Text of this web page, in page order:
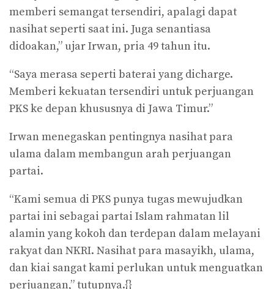
memberi semangat tersendiri, apalagi dapat
nasihat seperti saat ini. Juga senantiasa
didoakan,” ujar Irwan, pria 49 tahun itu.
“Saya merasa seperti baterai yang dicharge.
Memberi kekuatan tersendiri untuk perjuangan
PKS ke depan khususnya di Jawa Timur.”
Irwan menegaskan pentingnya nasihat para
ulama dalam membangun arah perjuangan
partai.
“Kami semua di PKS punya tugas mewujudkan
partai ini sebagai partai Islam rahmatan lil
alamin yang kokoh dan terdepan dalam melayani
rakyat dan NKRI. Nasihat para masayikh, ulama,
dan kiai sangat kami perlukan untuk menguatkan
perjuangan,” tutupnya.{}